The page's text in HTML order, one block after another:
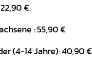
€
: 55,90 €
(4-14 Jahre): 40,90 €